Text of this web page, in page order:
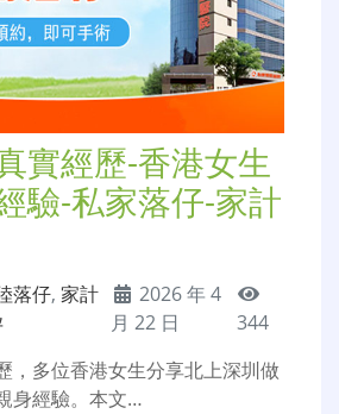
實經歷-香港女生
驗-私家落仔-家計
落仔, 家計
2026 年 4
月 22 日
344
，多位香港女生分享北上深圳做
身經驗。本文…